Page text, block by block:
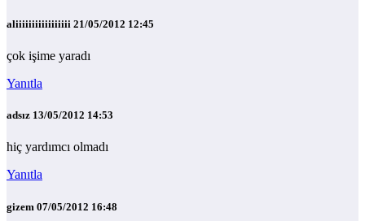
aliiiiiiiiiiiiiiiii 21/05/2012 12:45
çok işime yaradı
Yanıtla
adsız 13/05/2012 14:53
hiç yardımcı olmadı
Yanıtla
gizem 07/05/2012 16:48